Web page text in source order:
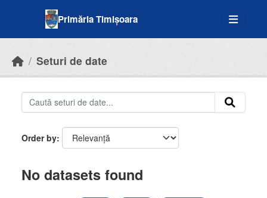
Primăria Timișoara
Seturi de date
Order by
No datasets found